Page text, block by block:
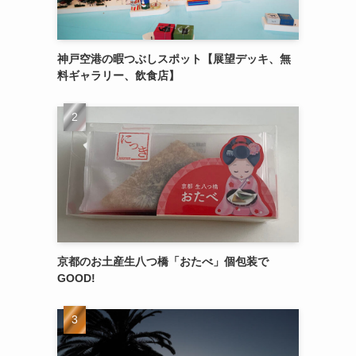
神戸空港の暇つぶしスポット【展望デッキ、無
料ギャラリー、飲食店】
京都のお土産生八つ橋「おたべ」個包装で
GOOD!